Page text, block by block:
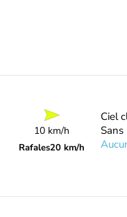
10 km/h
Rafales20 km/h
Ciel
Sans